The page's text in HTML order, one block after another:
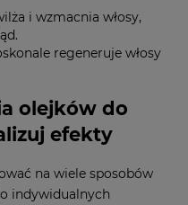
i wzmacnia włosy,
regeneruje włosy
olejków do
efekty
na wiele sposobów
indywidualnych